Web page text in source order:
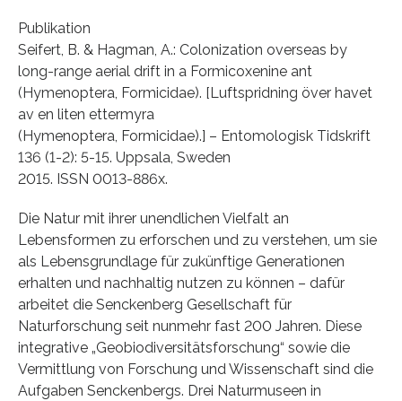
Publikation
Seifert, B. & Hagman, A.: Colonization overseas by
long-range aerial drift in a Formicoxenine ant
(Hymenoptera, Formicidae). [Luftspridning över havet
av en liten ettermyra
(Hymenoptera, Formicidae).] – Entomologisk Tidskrift
136 (1-2): 5-15. Uppsala, Sweden
2015. ISSN 0013-886x.
Die Natur mit ihrer unendlichen Vielfalt an
Lebensformen zu erforschen und zu verstehen, um sie
als Lebensgrundlage für zukünftige Generationen
erhalten und nachhaltig nutzen zu können – dafür
arbeitet die Senckenberg Gesellschaft für
Naturforschung seit nunmehr fast 200 Jahren. Diese
integrative „Geobiodiversitätsforschung“ sowie die
Vermittlung von Forschung und Wissenschaft sind die
Aufgaben Senckenbergs. Drei Naturmuseen in